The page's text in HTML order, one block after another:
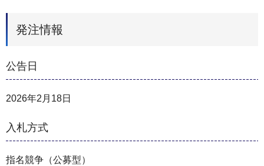
発注情報
公告日
2026年2月18日
入札方式
指名競争（公募型）